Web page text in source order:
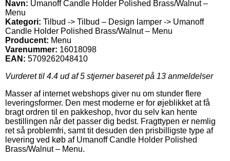
Navn: Umanoff Candle Holder Polished Brass/Walnut –
Menu
Kategori: Tilbud -> Tilbud – Design lamper -> Umanoff
Candle Holder Polished Brass/Walnut – Menu
Producent: Menu
Varenummer: 16018098
EAN: 5709262048410
Vurderet til 4.4 ud af 5 stjerner baseret på 13 anmeldelser
Masser af internet webshops giver nu om stunder flere
leveringsformer. Den mest moderne er for øjeblikket at få
bragt ordren til en pakkeshop, hvor du selv kan hente
bestillingen når det passer dig bedst. Fragttypen er nemlig
ret så problemfri, samt tit desuden den prisbilligste type af
levering ved køb af Umanoff Candle Holder Polished
Brass/Walnut – Menu.